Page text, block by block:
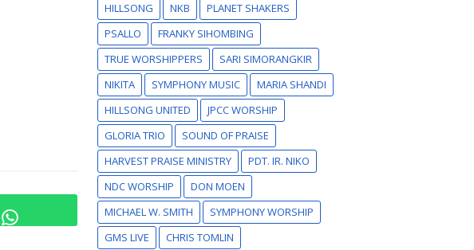
HILLSONG
NKB
PLANET SHAKERS
PSALLO
FRANKY SIHOMBING
TRUE WORSHIPPERS
SARI SIMORANGKIR
NIKITA
SYMPHONY MUSIC
MARIA SHANDI
HILLSONG UNITED
JPCC WORSHIP
GLORIA TRIO
SOUND OF PRAISE
HARVEST PRAISE MINISTRY
PDT. IR. NIKO
NDC WORSHIP
DON MOEN
MICHAEL W. SMITH
SYMPHONY WORSHIP
GMS LIVE
CHRIS TOMLIN